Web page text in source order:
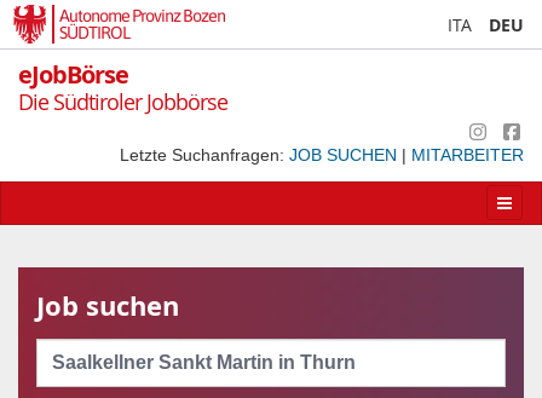
Autonome Provinz Bozen
SÜDTIROL
ITA DEU
eJobBörse
Die Südtiroler Jobbörse
Letzte Suchanfragen: JOB SUCHEN | MITARBEITER
Apri/
la
Job suchen